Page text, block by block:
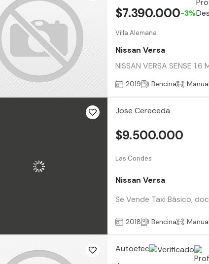
Villa Alemana
Nissan Versa
NISSAN VERSA SENSE
$7.390.000-3%
2019 Bencina
Jose Cereceda
Las Condes
Nissan Versa
Se Vende Taxi Básico,
$9.500.000
2018 Bencina
Autoefec